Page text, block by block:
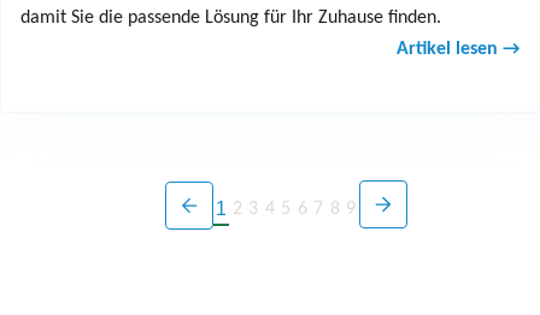
damit Sie die passende Lösung für Ihr Zuhause finden.
Artikel lesen →
1 2 3 4 5 6 7 8 9